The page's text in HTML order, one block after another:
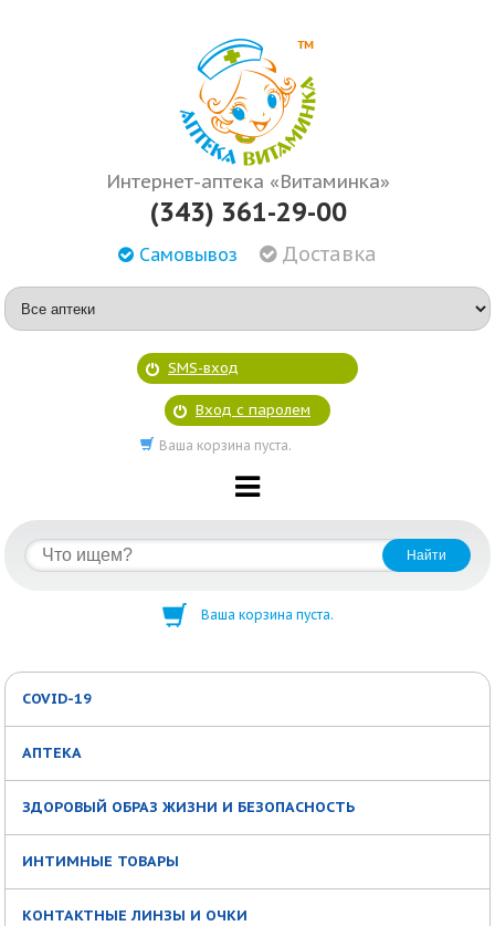
Интернет-аптека «Витаминка»
(343) 361-29-00
Самовывоз Доставка
SMS-вход
Вход с паролем
Ваша корзина пуста.
Ваша корзина пуста.
COVID-19
АПТЕКА
ЗДОРОВЫЙ ОБРАЗ ЖИЗНИ И БЕЗОПАСНОСТЬ
ИНТИМНЫЕ ТОВАРЫ
КОНТАКТНЫЕ ЛИНЗЫ И ОЧКИ